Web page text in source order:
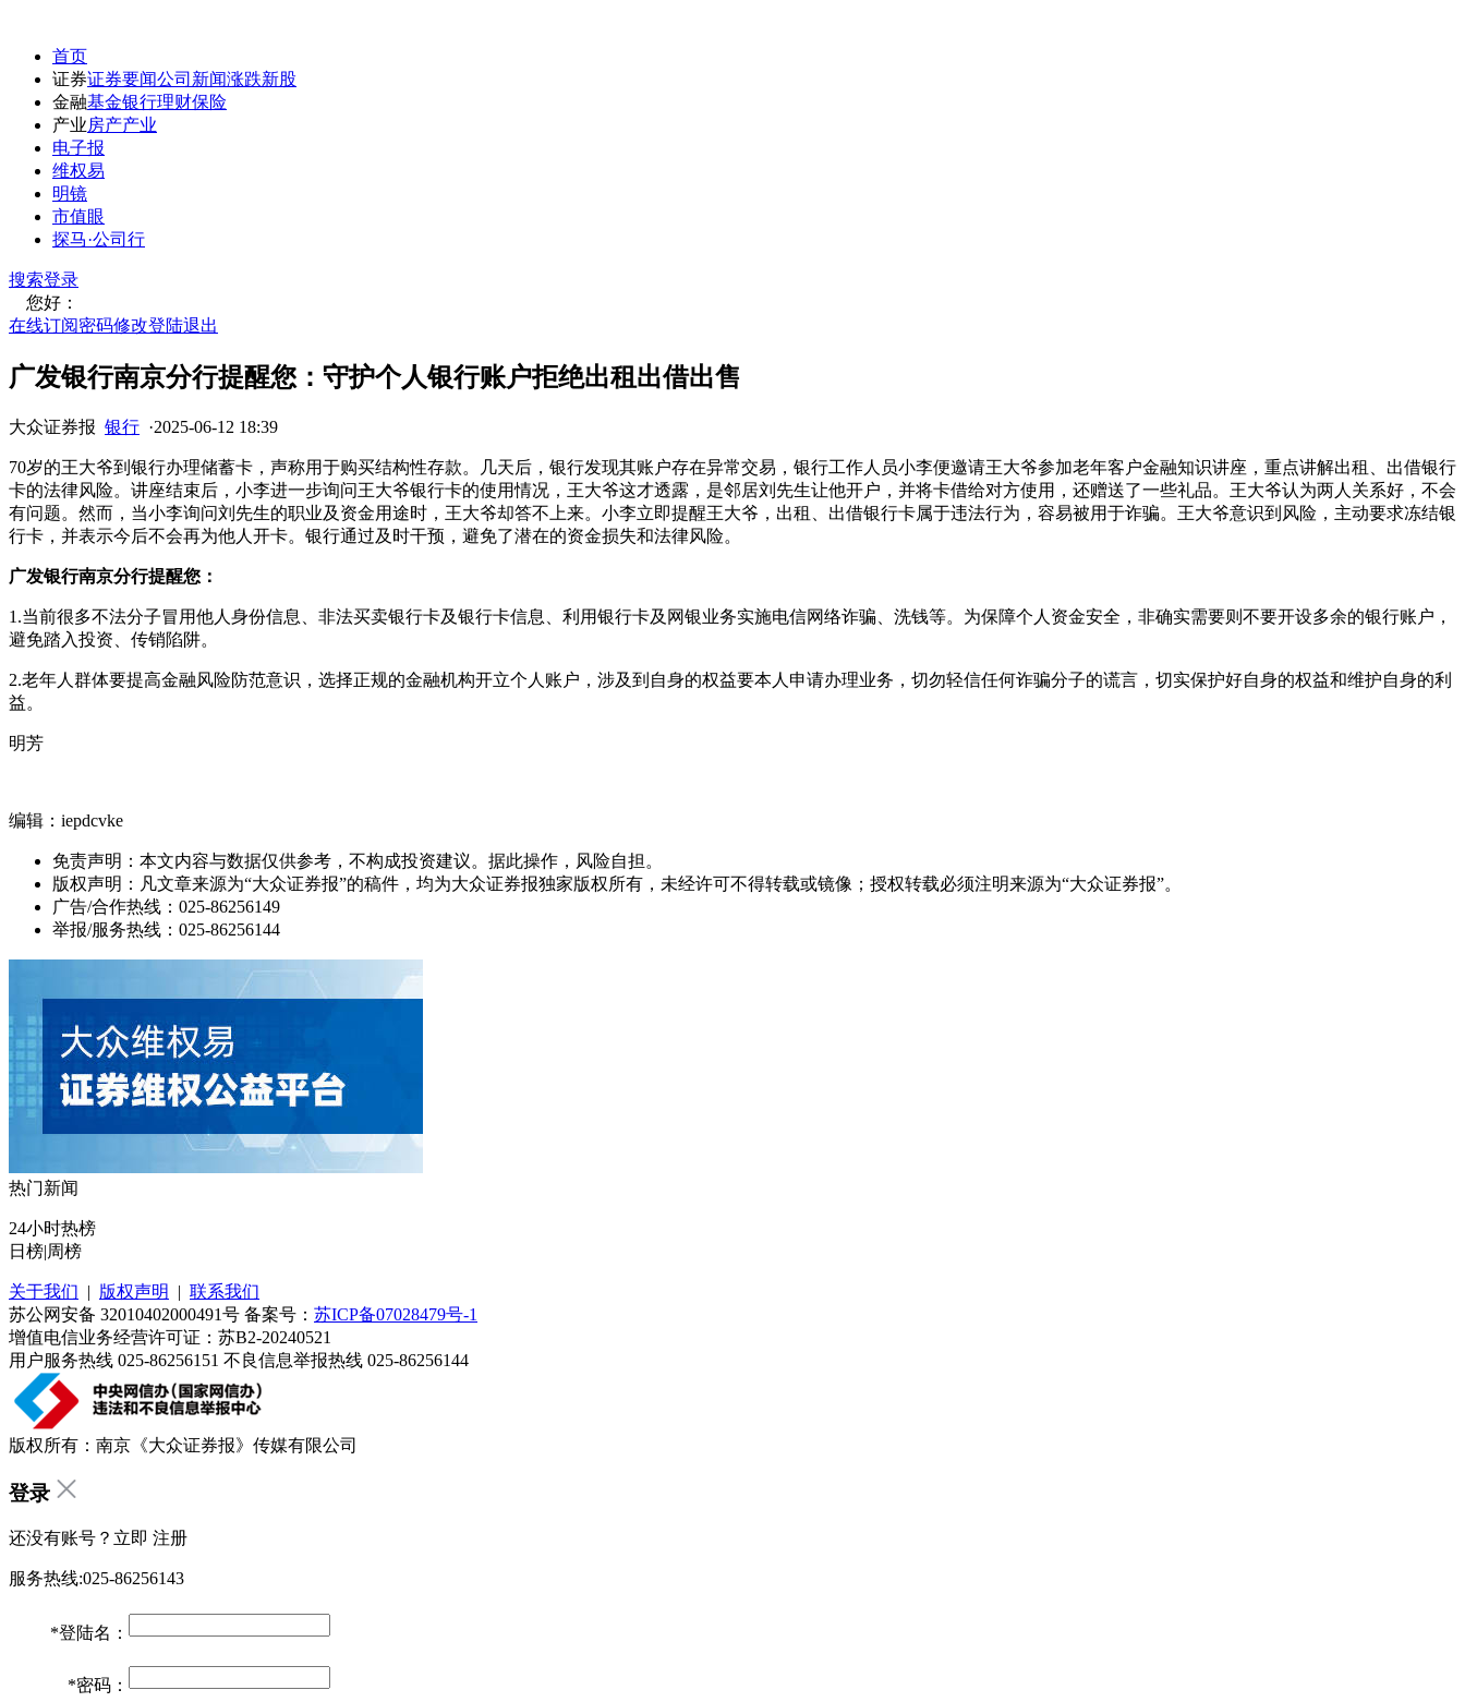
首页
证券证券要闻公司新闻涨跌新股
金融基金银行理财保险
产业房产产业
电子报
维权易
明镜
市值眼
探马·公司行
搜索登录
您好：
在线订阅密码修改登陆退出
广发银行南京分行提醒您：守护个人银行账户拒绝出租出借出售
大众证券报 银行 ·2025-06-12 18:39
70岁的王大爷到银行办理储蓄卡，声称用于购买结构性存款。几天后，银行发现其账户存在异常交易，银行工作人员小李便邀请王大爷参加老年客户金融知识讲座，重点讲解出租、出借银行
卡的法律风险。讲座结束后，小李进一步询问王大爷银行卡的使用情况，王大爷这才透露，是邻居刘先生让他开户，并将卡借给对方使用，还赠送了一些礼品。王大爷认为两人关系好，不会
有问题。然而，当小李询问刘先生的职业及资金用途时，王大爷却答不上来。小李立即提醒王大爷，出租、出借银行卡属于违法行为，容易被用于诈骗。王大爷意识到风险，主动要求冻结银
行卡，并表示今后不会再为他人开卡。银行通过及时干预，避免了潜在的资金损失和法律风险。
广发银行南京分行提醒您：
1.当前很多不法分子冒用他人身份信息、非法买卖银行卡及银行卡信息、利用银行卡及网银业务实施电信网络诈骗、洗钱等。为保障个人资金安全，非确实需要则不要开设多余的银行账户，
避免踏入投资、传销陷阱。
2.老年人群体要提高金融风险防范意识，选择正规的金融机构开立个人账户，涉及到自身的权益要本人申请办理业务，切勿轻信任何诈骗分子的谎言，切实保护好自身的权益和维护自身的利
益。
明芳
编辑：iepdcvke
免责声明：本文内容与数据仅供参考，不构成投资建议。据此操作，风险自担。
版权声明：凡文章来源为“大众证券报”的稿件，均为大众证券报独家版权所有，未经许可不得转载或镜像；授权转载必须注明来源为“大众证券报”。
广告/合作热线：025-86256149
举报/服务热线：025-86256144
热门新闻
24小时热榜
日榜|周榜
关于我们 | 版权声明 | 联系我们
苏公网安备 32010402000491号 备案号： 苏ICP备07028479号-1
增值电信业务经营许可证：苏B2-20240521
用户服务热线 025-86256151 不良信息举报热线 025-86256144
版权所有：南京《大众证券报》传媒有限公司
登录
还没有账号？立即 注册
服务热线:025-86256143
*登陆名：
*密码：